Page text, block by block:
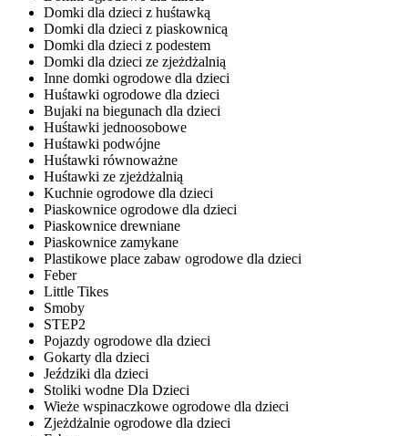
Domki dla dzieci z huśtawką
Domki dla dzieci z piaskownicą
Domki dla dzieci z podestem
Domki dla dzieci ze zjeżdżalnią
Inne domki ogrodowe dla dzieci
Huśtawki ogrodowe dla dzieci
Bujaki na biegunach dla dzieci
Huśtawki jednoosobowe
Huśtawki podwójne
Huśtawki równoważne
Huśtawki ze zjeżdżalnią
Kuchnie ogrodowe dla dzieci
Piaskownice ogrodowe dla dzieci
Piaskownice drewniane
Piaskownice zamykane
Plastikowe place zabaw ogrodowe dla dzieci
Feber
Little Tikes
Smoby
STEP2
Pojazdy ogrodowe dla dzieci
Gokarty dla dzieci
Jeździki dla dzieci
Stoliki wodne Dla Dzieci
Wieże wspinaczkowe ogrodowe dla dzieci
Zjeżdżalnie ogrodowe dla dzieci